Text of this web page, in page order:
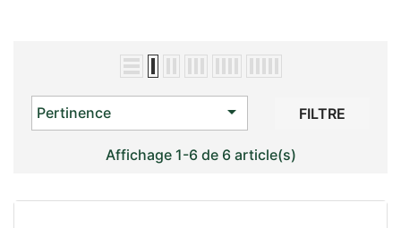
Pertinence  FILTRE
Affichage 1-6 de 6 article(s)